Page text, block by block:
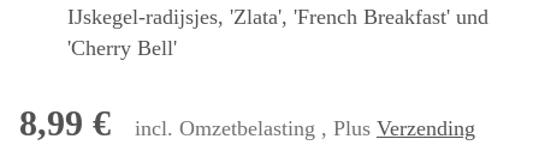
IJskegel-radijsjes, 'Zlata', 'French Breakfast' und
'Cherry Bell'
8,99 € incl. Omzetbelasting , Plus Verzending